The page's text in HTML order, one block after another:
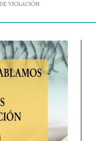
VIOLACIÓN